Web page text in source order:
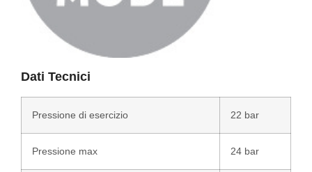
Dati Tecnici
Pressione di esercizio 22 bar
Pressione max 24 bar